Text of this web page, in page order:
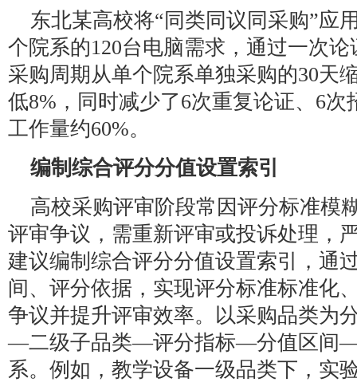
东北某高校将“同类同议同采购”应
个院系的120台电脑需求，通过一次
采购周期从单个院系单独采购的30天
低8%，同时减少了6次重复论证、6
工作量约60%。
编制综合评分分值设置索引
高校采购评审阶段常因评分标准模
评审争议，需重新评审或投诉处理，
建议编制综合评分分值设置索引，通
间、评分依据，实现评分标准标准化
争议并提升评审效率。以采购品类为
—二级子品类—评分指标—分值区间—
系。例如，教学设备一级品类下，实